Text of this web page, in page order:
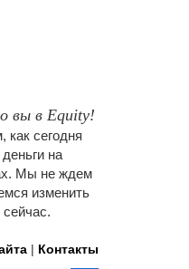
вы в Equity!
как сегодня
на
Мы не ждем
изменить
| Контакты